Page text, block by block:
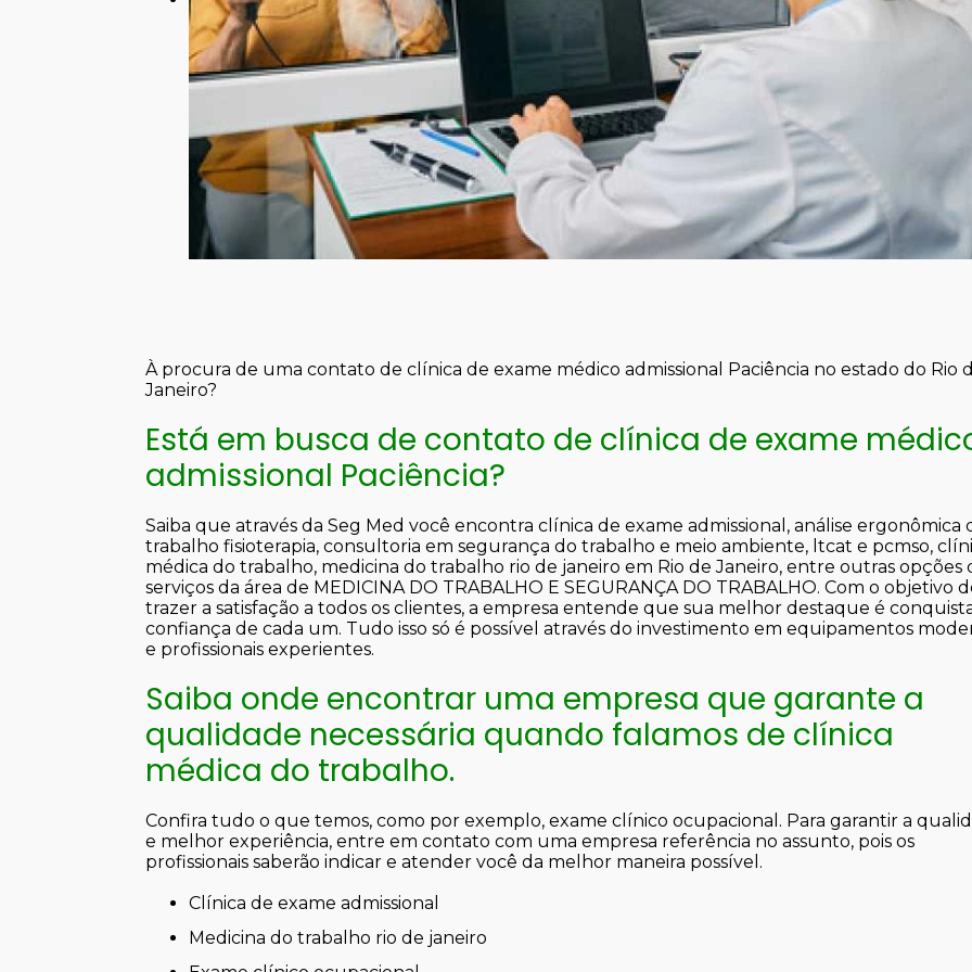
À procura de uma contato de clínica de exame médico admissional Paciência no estado do Rio
Janeiro?
Está em busca de contato de clínica de exame
admissional Paciência?
Saiba que através da Seg Med você encontra clínica de exame admissional, análise ergonômica
trabalho fisioterapia, consultoria em segurança do trabalho e meio ambiente, ltcat e pcmso,
médica do trabalho, medicina do trabalho rio de janeiro em Rio de Janeiro, entre outras opções
serviços da área de MEDICINA DO TRABALHO E SEGURANÇA DO TRABALHO. Com o objetivo
trazer a satisfação a todos os clientes, a empresa entende que sua melhor destaque é
confiança de cada um. Tudo isso só é possível através do investimento em equipamentos
e profissionais experientes.
Saiba onde encontrar uma empresa que garante a
qualidade necessária quando falamos de clínica
médica do trabalho.
Confira tudo o que temos, como por exemplo, exame clínico ocupacional. Para garantir a
e melhor experiência, entre em contato com uma empresa referência no assunto, pois os
profissionais saberão indicar e atender você da melhor maneira possível.
clínica de exame admissional
medicina do trabalho rio de janeiro